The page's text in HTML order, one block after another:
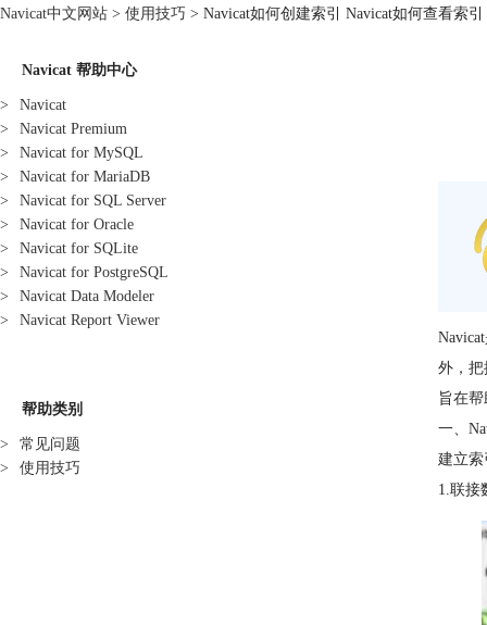
Navicat中文网站 > 使用技巧 > Navicat如何创建索引 Navicat如何查看索引
Navicat 帮助中心
>
Navicat
>
Navicat Premium
>
Navicat for MySQL
>
Navicat for MariaDB
>
Navicat for SQL Server
>
Navicat for Oracle
>
Navicat for SQLite
>
Navicat for PostgreSQL
>
Navicat Data Modeler
>
Navicat Report Viewer
帮助类别
>
常见问题
>
使用技巧
外，把
旨在
一、
建立索
1.联接